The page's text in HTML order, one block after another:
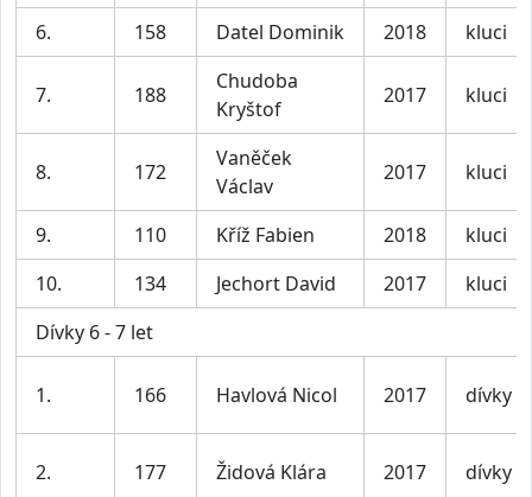
6. 158 Datel Dominik 2018 kluci
7. 188
Chudoba
Kryštof
2017 kluci
8. 172
Vaněček
Václav
2017 kluci
9. 110 Kříž Fabien 2018
kluci
10.
134 Jechort David 2017
kluci
Dívky 6 - 7 let
1. 166 Havlová Nicol 2017 dívky
2. 177 Židová Klára 2017 dívky